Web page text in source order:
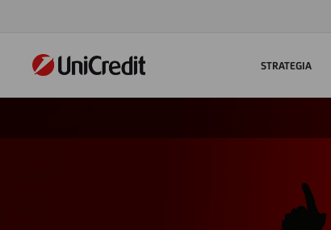
STRATEGIA